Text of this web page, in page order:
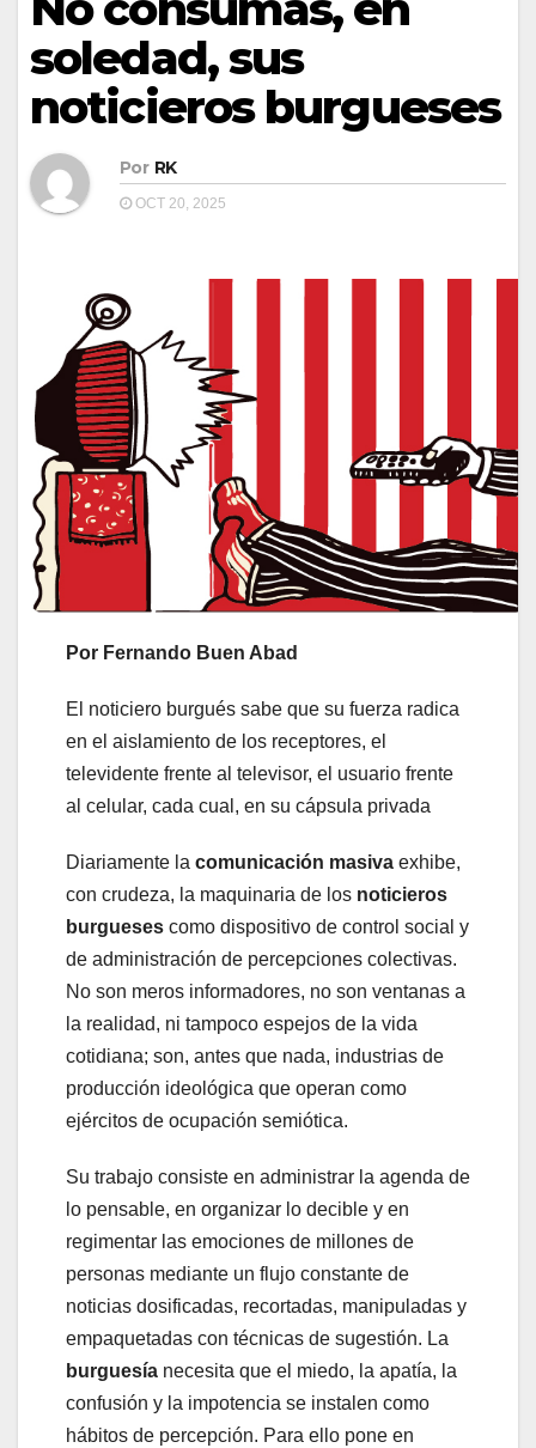
soledad, sus
noticieros burgueses
Por RK
OCT 20, 2025
Por Fernando Buen Abad
El noticiero burgués sabe que su fuerza radica
en el aislamiento de los receptores, el
televidente frente al televisor, el usuario frente
al celular, cada cual, en su cápsula privada
Diariamente la comunicación masiva exhibe,
con crudeza, la maquinaria de los noticieros
burgueses como dispositivo de control social y
de administración de percepciones colectivas.
No son meros informadores, no son ventanas a
la realidad, ni tampoco espejos de la vida
cotidiana; son, antes que nada, industrias de
producción ideológica que operan como
ejércitos de ocupación semiótica.
Su trabajo consiste en administrar la agenda de
lo pensable, en organizar lo decible y en
regimentar las emociones de millones de
personas mediante un flujo constante de
noticias dosificadas, recortadas, manipuladas y
empaquetadas con técnicas de sugestión. La
burguesía necesita que el miedo, la apatía, la
confusión y la impotencia se instalen como
hábitos de percepción. Para ello pone en